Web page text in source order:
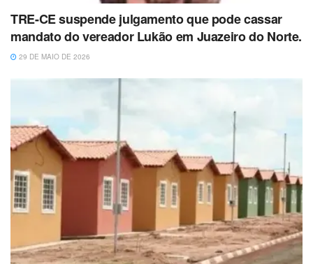
TRE-CE suspende julgamento que pode cassar
mandato do vereador Lukão em Juazeiro do Norte.
29 DE MAIO DE 2026